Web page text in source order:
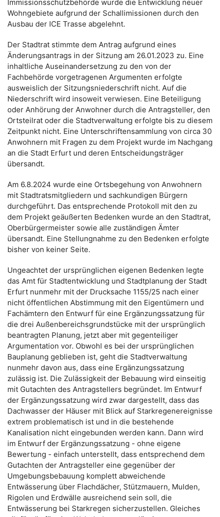
Immissionsschutzbehörde wurde die Entwicklung neuer
Wohngebiete aufgrund der Schallimissionen durch den
Ausbau der ICE Trasse abgelehnt.
Der Stadtrat stimmte dem Antrag aufgrund eines
Änderungsantrags in der Sitzung am 26.01.2023 zu. Eine
inhaltliche Auseinandersetzung zu den von der
Fachbehörde vorgetragenen Argumenten erfolgte
ausweislich der Sitzungsniederschrift nicht. Auf die
Niederschrift wird insoweit verwiesen. Eine Beteiligung
oder Anhörung der Anwohner durch die Antragsteller, den
Ortsteilrat oder die Stadtverwaltung erfolgte bis zu diesem
Zeitpunkt nicht. Eine Unterschriftensammlung von circa 30
Anwohnern mit Fragen zu dem Projekt wurde im Nachgang
an die Stadt Erfurt und deren Entscheidungsträger
übersandt.
Am 6.8.2024 wurde eine Ortsbegehung von Anwohnern
mit Stadtratsmitgliedern und sachkundigen Bürgern
durchgeführt. Das entsprechende Protokoll mit den zu
dem Projekt geäußerten Bedenken wurde an den Stadtrat,
Oberbürgermeister sowie alle zuständigen Ämter
übersandt. Eine Stellungnahme zu den Bedenken erfolgte
bisher von keiner Seite.
Ungeachtet der ursprünglichen eigenen Bedenken legte
das Amt für Stadtentwicklung und Stadtplanung der Stadt
Erfurt nunmehr mit der Drucksache 1155/25 nach einer
nicht öffentlichen Abstimmung mit den Eigentümern und
Fachämtern den Entwurf für eine Ergänzungssatzung für
die drei Außenbereichsgrundstücke mit der ursprünglich
beantragten Planung, jetzt aber mit gegenteiliger
Argumentation vor. Obwohl es bei der ursprünglichen
Bauplanung geblieben ist, geht die Stadtverwaltung
nunmehr davon aus, dass eine Ergänzungssatzung
zulässig ist. Die Zulässigkeit der Bebauung wird einseitig
mit Gutachten des Antragstellers begründet. Im Entwurf
der Ergänzungssatzung wird zwar dargestellt, dass das
Dachwasser der Häuser mit Blick auf Starkregenereignisse
extrem problematisch ist und in die bestehende
Kanalisation nicht eingebunden werden kann. Dann wird
im Entwurf der Ergänzungssatzung - ohne eigene
Bewertung - einfach unterstellt, dass entsprechend dem
Gutachten der Antragsteller eine gegenüber der
Umgebungsbebauung komplett abweichende
Entwässerung über Flachdächer, Stützmauern, Mulden,
Rigolen und Erdwälle ausreichend sein soll, die
Entwässerung bei Starkregen sicherzustellen. Gleiches